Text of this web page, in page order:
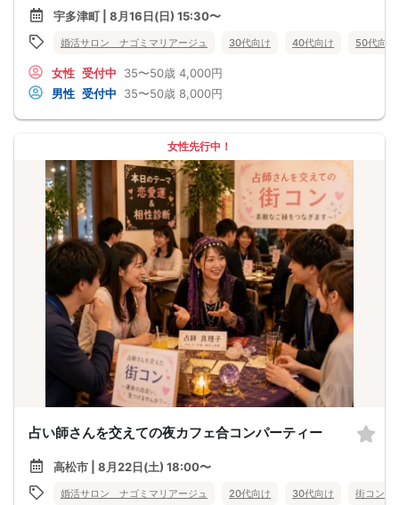
宇多津町 | 8月16日(日) 15:30〜
婚活サロン ナゴミマリアージュ 30代向け 40代向け 50代向け
女性 受付中 35〜50歳 4,000円
男性 受付中 35〜50歳 8,000円
女性先行中！
占い師さんを交えての夜カフェ合コンパーティー
高松市 | 8月22日(土) 18:00〜
婚活サロン ナゴミマリアージュ 20代向け 30代向け 街コン